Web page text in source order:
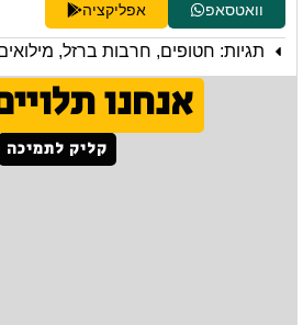
וואטסאפ אפליקציה
תגיות: חטופים, חרבות ברזל,
אנחנו
קליק לתמיכה